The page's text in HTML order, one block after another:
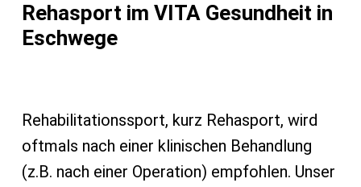
Rehasport im VITA Gesundheit in
Eschwege
Rehabilitationssport, kurz Rehasport, wird
oftmals nach einer klinischen Behandlung
(z.B. nach einer Operation) empfohlen. Unser